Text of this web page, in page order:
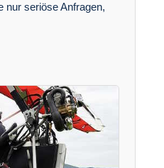
nur seriöse Anfragen,